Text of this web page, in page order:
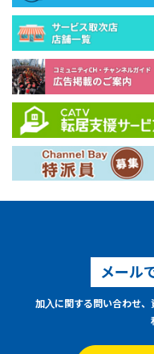
メール
加入に関する問い合わせ